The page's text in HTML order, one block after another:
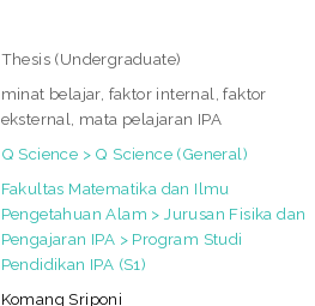
Thesis (Undergraduate)
minat belajar, faktor internal, faktor
eksternal, mata pelajaran IPA
Q Science > Q Science (General)
Fakultas Matematika dan Ilmu
Pengetahuan Alam > Jurusan Fisika dan
Pengajaran IPA > Program Studi
Pendidikan IPA (S1)
Komang Sriponi